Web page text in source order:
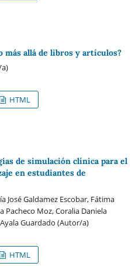
más allá de libros y artículos?
HTML
de simulación clínica para el
en estudiantes de
José Galdamez Escobar, Fátima
Pacheco Moz, Coralia Daniela
Guardado (Autor/a)
HTML